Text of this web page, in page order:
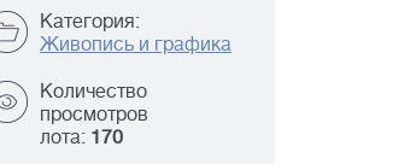
Категория:
Живопись и графика
Количество
просмотров
лота: 170